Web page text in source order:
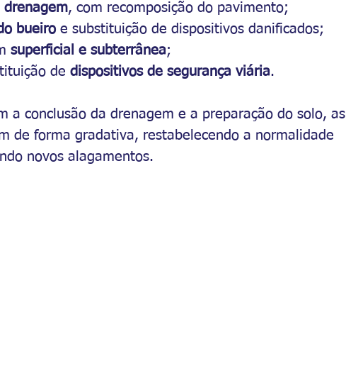
drenagem, com recomposição do pavimento;
bueiro e substituição de dispositivos danificados;
superficial e subterrânea;
de dispositivos de segurança viária.
a conclusão da drenagem e a preparação do solo, as
de forma gradativa, restabelecendo a normalidade
novos alagamentos.